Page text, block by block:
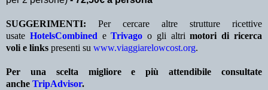
SUGGERIMENTI: Per cercare altre strutture ricettive
usate HotelsCombined eTrivago o gli altrimotori di ricerca
voli e links presenti su www.viaggiarelowcost.org.
Per una scelta migliore e più attendibile consultate
anche TripAdvisor.